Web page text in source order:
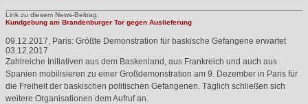
Link zu diesem News-Beitrag:
Kundgebung am Brandenburger Tor gegen Auslieferung
09.12.2017, Paris: Größte Demonstration für baskische Gefangene erwartet
03.12.2017
Zahlreiche Initiativen aus dem Baskenland, aus Frankreich und auch aus
Spanien mobilisieren zu einer Großdemonstration am 9. Dezember in Paris für
die Freiheit der baskischen politischen Gefangenen. Täglich schließen sich
weitere Organisationen dem Aufruf an.